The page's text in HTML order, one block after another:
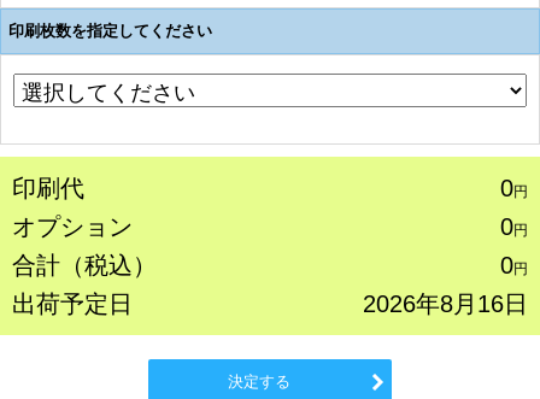
印刷枚数を指定してください
印刷代 0円
オプション 0円
合計（税込） 0円
出荷予定日 2026年8月16日
決定する